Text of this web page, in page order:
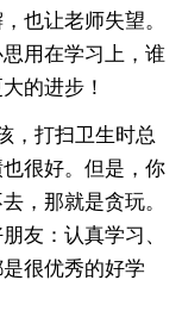
也让老师失望。
用在学习上，谁
的进步！
，打扫卫生时总
很好。但是，你
，那就是贪玩。
友：认真学习、
很优秀的好学